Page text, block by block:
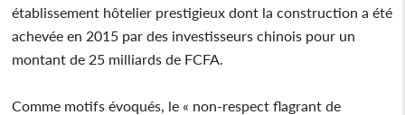
établissement hôtelier prestigieux dont la construction a été
achevée en 2015 par des investisseurs chinois pour un
montant de 25 milliards de FCFA.
Comme motifs évoqués, le « non-respect flagrant de